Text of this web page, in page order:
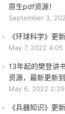
原生pdf资源！
September 3,
《环球科学》更
May 7, 2022 4:05
13年起的樊登讲
资源，最新更新
May 6, 2022
《兵器知识》更